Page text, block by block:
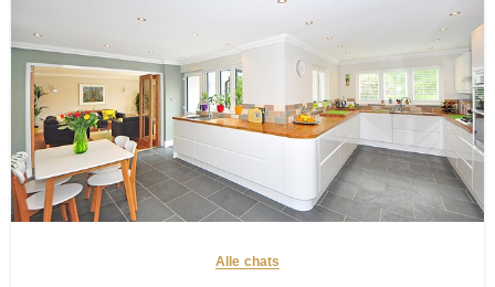
Alle chats